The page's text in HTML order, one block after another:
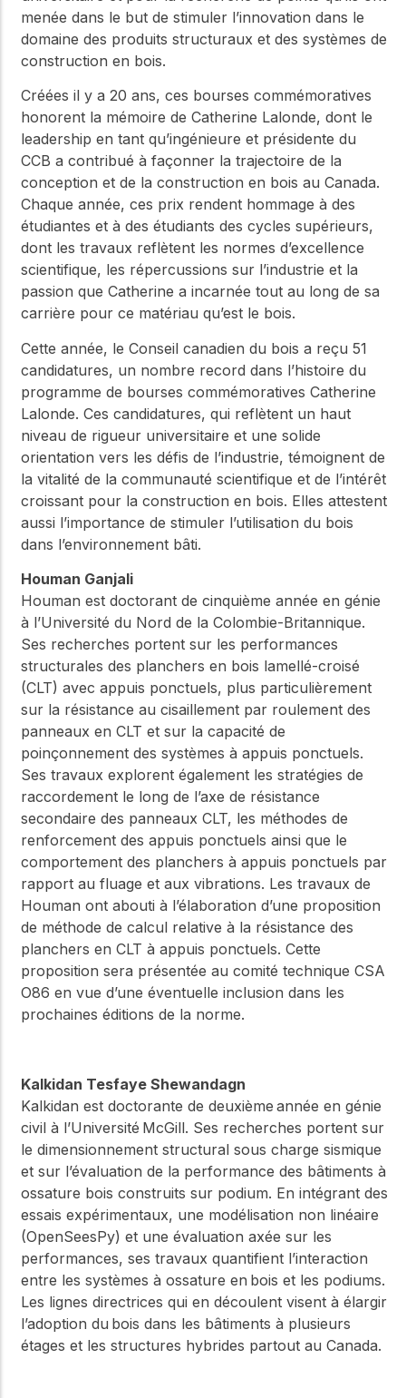
menée dans le but de stimuler l’innovation dans le
domaine des produits structuraux et des systèmes de
construction en bois.
Créées il y a 20 ans, ces bourses commémoratives
honorent la mémoire de Catherine Lalonde, dont le
leadership en tant qu’ingénieure et présidente du
CCB a contribué à façonner la trajectoire de la
conception et de la construction en bois au Canada.
Chaque année, ces prix rendent hommage à des
étudiantes et à des étudiants des cycles supérieurs,
dont les travaux reflètent les normes d’excellence
scientifique, les répercussions sur l’industrie et la
passion que Catherine a incarnée tout au long de sa
carrière pour ce matériau qu’est le bois.
Cette année, le Conseil canadien du bois a reçu 51
candidatures, un nombre record dans l’histoire du
programme de bourses commémoratives Catherine
Lalonde. Ces candidatures, qui reflètent un haut
niveau de rigueur universitaire et une solide
orientation vers les défis de l’industrie, témoignent de
la vitalité de la communauté scientifique et de l’intérêt
croissant pour la construction en bois. Elles attestent
aussi l’importance de stimuler l’utilisation du bois
dans l’environnement bâti.
Houman Ganjali
Houman est doctorant de cinquième année en génie
à l’Université du Nord de la Colombie-Britannique.
Ses recherches portent sur les performances
structurales des planchers en bois lamellé-croisé
(CLT) avec appuis ponctuels, plus particulièrement
sur la résistance au cisaillement par roulement des
panneaux en CLT et sur la capacité de
poinçonnement des systèmes à appuis ponctuels.
Ses travaux explorent également les stratégies de
raccordement le long de l’axe de résistance
secondaire des panneaux CLT, les méthodes de
renforcement des appuis ponctuels ainsi que le
comportement des planchers à appuis ponctuels par
rapport au fluage et aux vibrations. Les travaux de
Houman ont abouti à l’élaboration d’une proposition
de méthode de calcul relative à la résistance des
planchers en CLT à appuis ponctuels. Cette
proposition sera présentée au comité technique CSA
O86 en vue d’une éventuelle inclusion dans les
prochaines éditions de la norme.
Kalkidan Tesfaye Shewandagn
Kalkidan est doctorante de deuxième année en génie
civil à l’Université McGill. Ses recherches portent sur
le dimensionnement structural sous charge sismique
et sur l’évaluation de la performance des bâtiments à
ossature bois construits sur podium. En intégrant des
essais expérimentaux, une modélisation non linéaire
(OpenSeesPy) et une évaluation axée sur les
performances, ses travaux quantifient l’interaction
entre les systèmes à ossature en bois et les podiums.
Les lignes directrices qui en découlent visent à élargir
l’adoption du bois dans les bâtiments à plusieurs
étages et les structures hybrides partout au Canada.